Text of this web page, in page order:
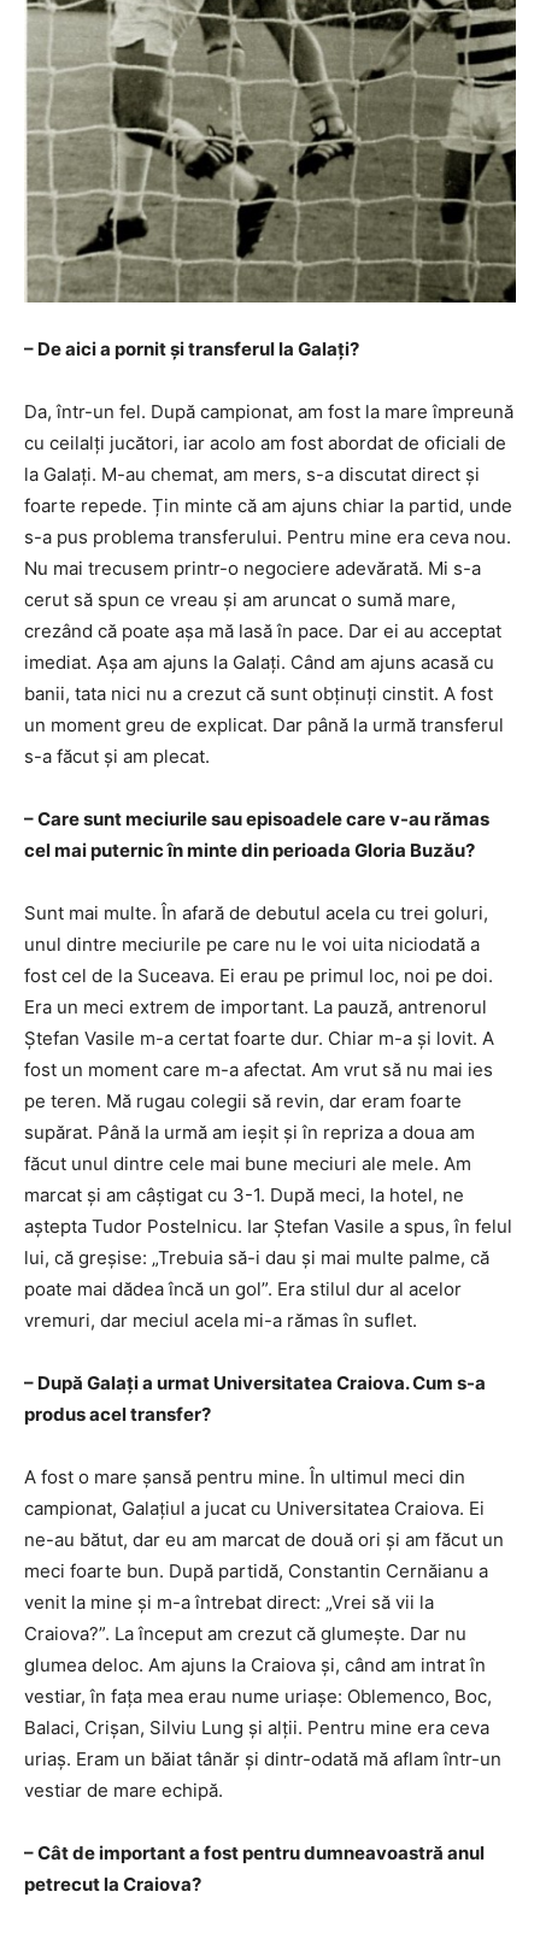
– De aici a pornit și transferul la Galați?
Da, într-un fel. După campionat, am fost la mare împreună
cu ceilalți jucători, iar acolo am fost abordat de oficiali de
la Galați. M-au chemat, am mers, s-a discutat direct și
foarte repede. Țin minte că am ajuns chiar la partid, unde
s-a pus problema transferului. Pentru mine era ceva nou.
Nu mai trecusem printr-o negociere adevărată. Mi s-a
cerut să spun ce vreau și am aruncat o sumă mare,
crezând că poate așa mă lasă în pace. Dar ei au acceptat
imediat. Așa am ajuns la Galați. Când am ajuns acasă cu
banii, tata nici nu a crezut că sunt obținuți cinstit. A fost
un moment greu de explicat. Dar până la urmă transferul
s-a făcut și am plecat.
– Care sunt meciurile sau episoadele care v-au rămas
cel mai puternic în minte din perioada Gloria Buzău?
Sunt mai multe. În afară de debutul acela cu trei goluri,
unul dintre meciurile pe care nu le voi uita niciodată a
fost cel de la Suceava. Ei erau pe primul loc, noi pe doi.
Era un meci extrem de important. La pauză, antrenorul
Ștefan Vasile m-a certat foarte dur. Chiar m-a și lovit. A
fost un moment care m-a afectat. Am vrut să nu mai ies
pe teren. Mă rugau colegii să revin, dar eram foarte
supărat. Până la urmă am ieșit și în repriza a doua am
făcut unul dintre cele mai bune meciuri ale mele. Am
marcat și am câștigat cu 3-1. După meci, la hotel, ne
aștepta Tudor Postelnicu. Iar Ștefan Vasile a spus, în felul
lui, că greșise: „Trebuia să-i dau și mai multe palme, că
poate mai dădea încă un gol”. Era stilul dur al acelor
vremuri, dar meciul acela mi-a rămas în suflet.
– După Galați a urmat Universitatea Craiova. Cum s-a
produs acel transfer?
A fost o mare șansă pentru mine. În ultimul meci din
campionat, Galațiul a jucat cu Universitatea Craiova. Ei
ne-au bătut, dar eu am marcat de două ori și am făcut un
meci foarte bun. După partidă, Constantin Cernăianu a
venit la mine și m-a întrebat direct: „Vrei să vii la
Craiova?”. La început am crezut că glumește. Dar nu
glumea deloc. Am ajuns la Craiova și, când am intrat în
vestiar, în fața mea erau nume uriașe: Oblemenco, Boc,
Balaci, Crișan, Silviu Lung și alții. Pentru mine era ceva
uriaș. Eram un băiat tânăr și dintr-odată mă aflam într-un
vestiar de mare echipă.
– Cât de important a fost pentru dumneavoastră anul
petrecut la Craiova?